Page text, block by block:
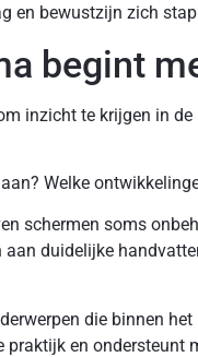
en bewustzijn zich
begint
inzicht te krijgen in de
Welke
schermen soms
duidelijke
die binnen
en ondersteunt